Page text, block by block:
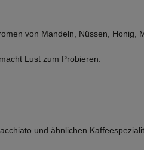
von Mandeln, Nüssen, Honig,
Lust zum Probieren.
und ähnlichen